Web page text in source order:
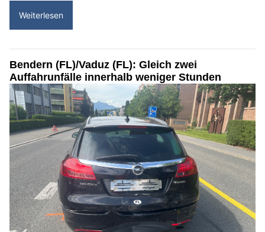
Weiterlesen
Bendern (FL)/Vaduz (FL): Gleich zwei
Auffahrunfälle innerhalb weniger Stunden